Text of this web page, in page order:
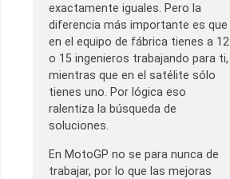
exactamente iguales. Pero la
diferencia más importante es que
en el equipo de fábrica tienes a 12
o 15 ingenieros trabajando para ti,
mientras que en el satélite sólo
tienes uno. Por lógica eso
ralentiza la búsqueda de
soluciones.
En MotoGP no se para nunca de
trabajar, por lo que las mejoras